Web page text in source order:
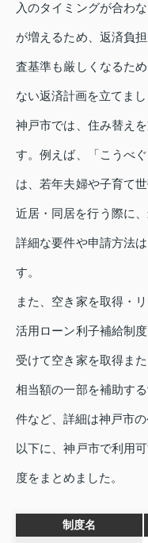
入のタイミングが合わ
が増えるため、返済負
査基準も厳しくなるた
ない返済計画を立てまし
神戸市では、住み替え
す。例えば、「こうべ
は、若年夫婦や子育て
近居・同居を行う際に
詳細な要件や申請方法
す。
また、空き家を取得・
活用ローン利子補給制
受けて空き家を取得ま
相当額の一部を補助す
件など、詳細は神戸市
以下に、神戸市で利用
度をまとめました。
制度名